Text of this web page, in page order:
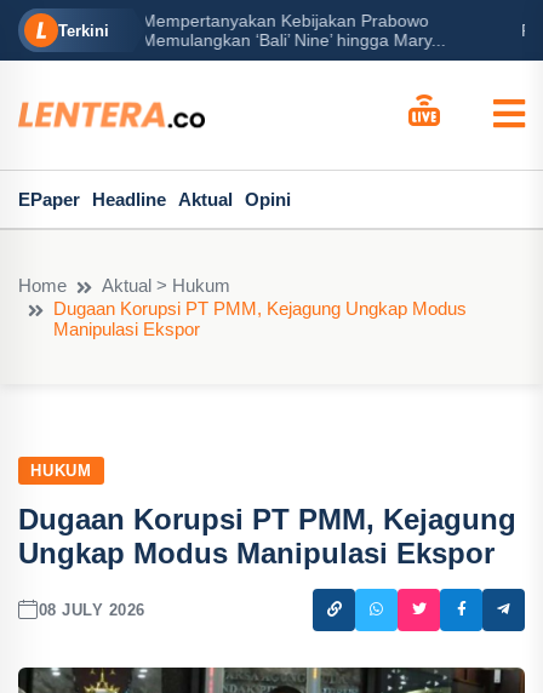
Terkini
Prabowo
hingga Mary...
Peran Besar Tuhan…
EPaper Headline Aktual Opini
Home
Aktual > Hukum
Dugaan Korupsi PT PMM, Kejagung Ungkap Modus
Manipulasi Ekspor
HUKUM
Dugaan Korupsi PT PMM, Kejagung
Ungkap Modus Manipulasi Ekspor
08 JULY 2026